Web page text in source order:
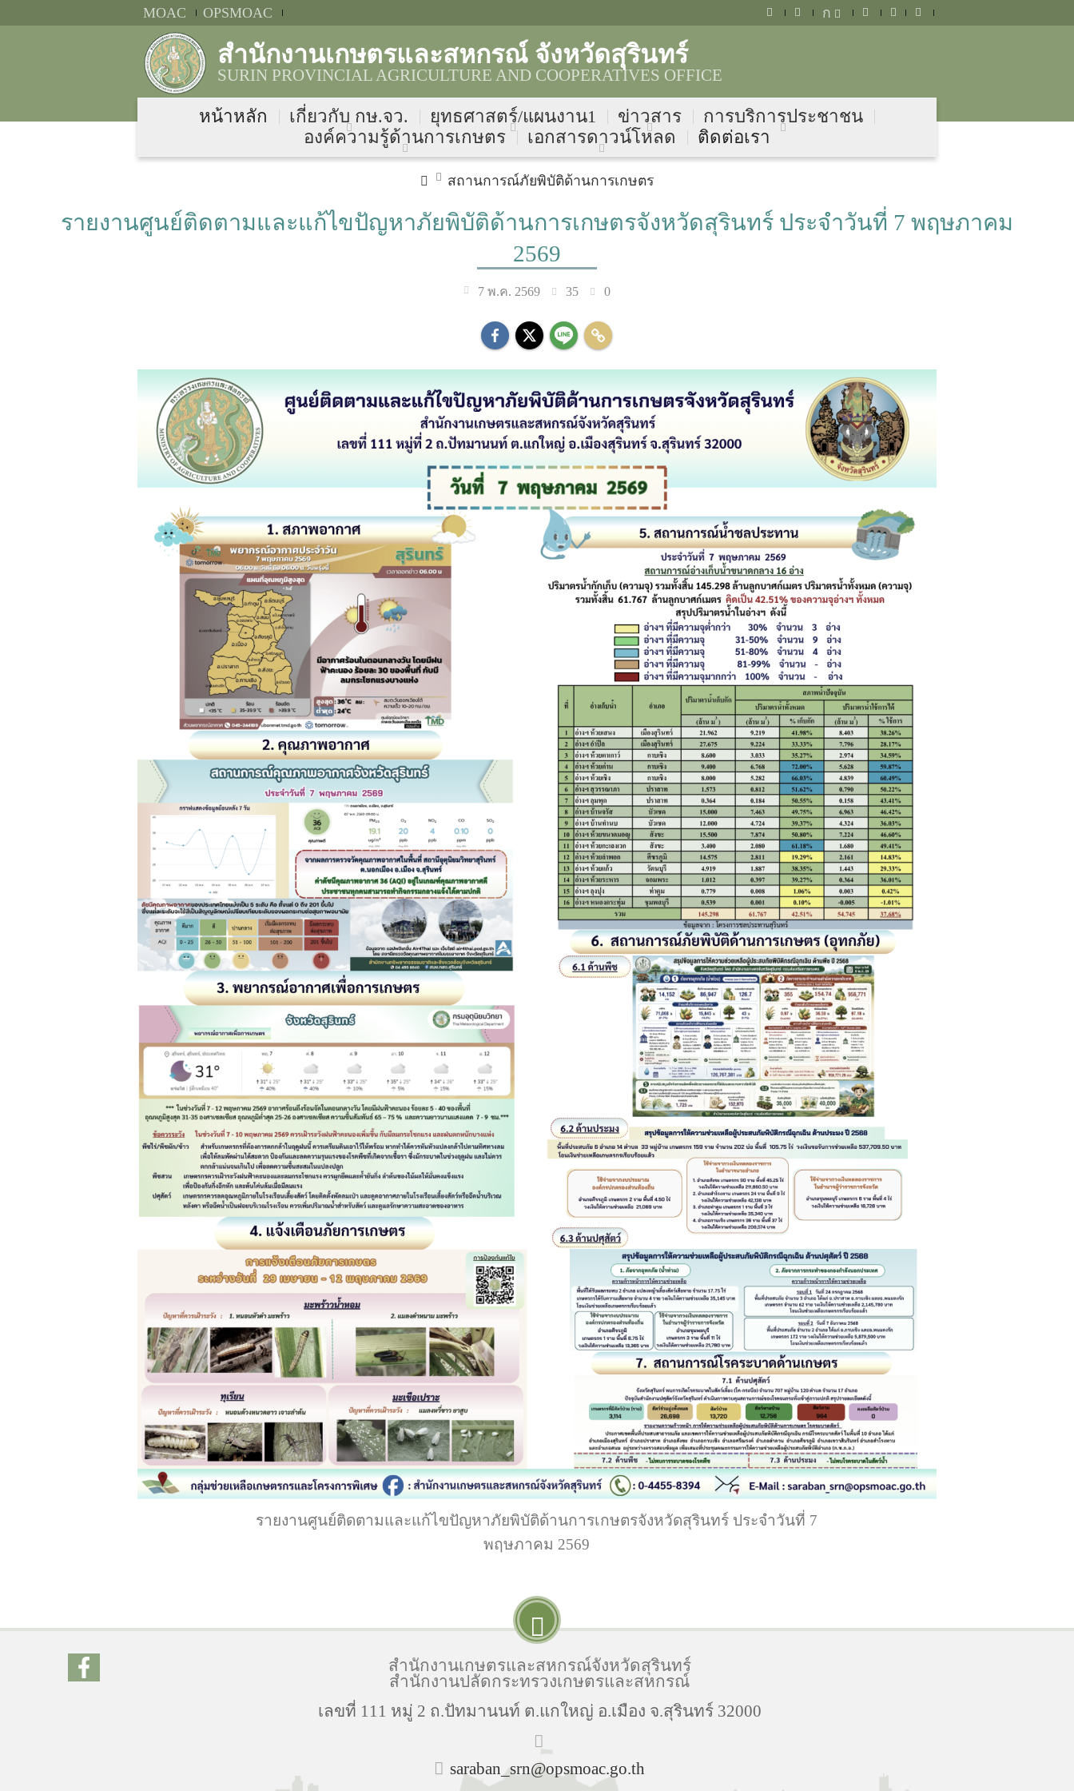
MOAC OPSMOAC ก
สำนักงานเกษตรและสหกรณ์ จังหวัดสุรินทร์
SURIN PROVINCIAL AGRICULTURE AND COOPERATIVES OFFICE
หน้าหลัก เกี่ยวกับ กษ.จว. ยุทธศาสตร์/แผนงาน1 ข่าวสาร
การบริการประชาชน
องค์ความรู้ด้านการเกษตร
เอกสารดาวน์โหลด ติดต่อเรา
สถานการณ์ภัยพิบัติด้านการเกษตร
รายงานศูนย์ติดตามและแก้ไขปัญหาภัยพิบัติด้านการเกษตรจังหวัดสุรินทร์ ประจำวันที่ 7 พฤษภาคม
2569
7 พ.ค. 2569 35 0
รายงานศูนย์ติดตามและแก้ไขปัญหาภัยพิบัติด้านการเกษตรจังหวัดสุรินทร์ ประจำวันที่ 7
พฤษภาคม 2569
สำนักงานเกษตรและสหกรณ์จังหวัดสุรินทร์
สำนักงานปลัดกระทรวงเกษตรและสหกรณ์
เลขที่ 111 หมู่ 2 ถ.ปัทมานนท์ ต.แกใหญ่ อ.เมือง จ.สุรินทร์ 32000
saraban_srn@opsmoac.go.th